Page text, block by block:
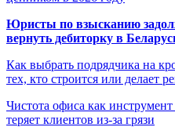
Юристы по взысканию
вернуть дебиторку в
Как выбрать подрядчика на
тех, кто строится или делает
Чистота офиса как
теряет клиентов из-за грязи